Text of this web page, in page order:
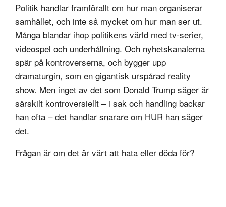
Politik handlar framförallt om hur man organiserar
samhället, och inte så mycket om hur man ser ut.
Många blandar ihop politikens värld med tv-serier,
videospel och underhållning. Och nyhetskanalerna
spär på kontroverserna, och bygger upp
dramaturgin, som en gigantisk urspårad reality
show. Men inget av det som Donald Trump säger är
särskilt kontroversiellt – i sak och handling backar
han ofta – det handlar snarare om HUR han säger
det.
Frågan är om det är värt att hata eller döda för?